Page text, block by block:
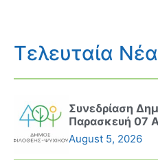
Τελευταία Νέα
Συνεδρίαση
Παρασκευή 07
August 5, 2026